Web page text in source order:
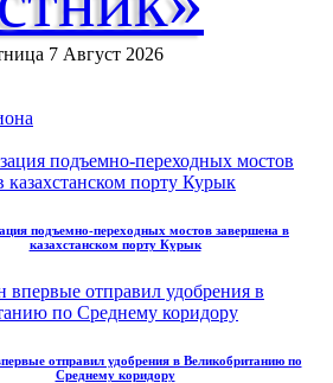
7 Август 2026
подъемно-переходных мостов завершена в
казахстанском порту Курык
отправил удобрения в Великобританию по
Среднему коридору